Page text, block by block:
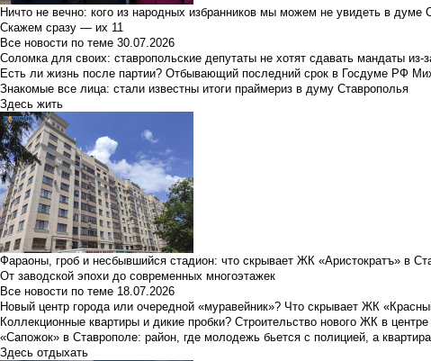
Ничто не вечно: кого из народных избранников мы можем не увидеть в думе
Скажем сразу — их 11
Все новости по теме 30.07.2026
Соломка для своих: ставропольские депутаты не хотят сдавать мандаты из-
Есть ли жизнь после партии? Отбывающий последний срок в Госдуме РФ
Знакомые все лица: стали известны итоги праймериз в думу Ставрополья
Здесь жить
Фараоны, гроб и несбывшийся стадион: что скрывает ЖК «Аристократъ» в
От заводской эпохи до современных многоэтажек
Все новости по теме 18.07.2026
Новый центр города или очередной «муравейник»? Что скрывает ЖК
Коллекционные квартиры и дикие пробки? Строительство нового ЖК в
«Сапожок» в Ставрополе: район, где молодежь бьется с полицией, а
Здесь отдыхать